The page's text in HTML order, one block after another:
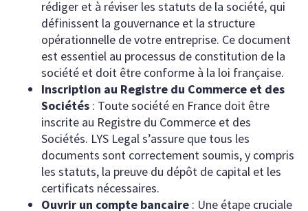
rédiger et à réviser les statuts de la société, qui
définissent la gouvernance et la structure
opérationnelle de votre entreprise. Ce document
est essentiel au processus de constitution de la
société et doit être conforme à la loi française.
Inscription au Registre du Commerce et des
Sociétés : Toute société en France doit être
inscrite au Registre du Commerce et des
Sociétés. LYS Legal s’assure que tous les
documents sont correctement soumis, y compris
les statuts, la preuve du dépôt de capital et les
certificats nécessaires.
Ouvrir un compte bancaire : Une étape cruciale